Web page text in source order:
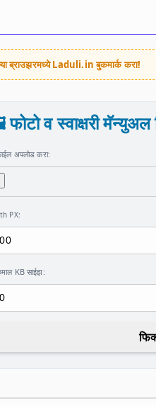
ब्राउझरमध्येLaduli.inबुकमार्क करा!
व स्वाक्षरी मॅन्युअल
अपलोड करा:
PX:
KB साईझ: